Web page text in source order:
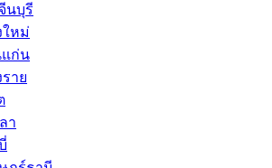
นบุรี
ใหม่
ก่น
าย
า